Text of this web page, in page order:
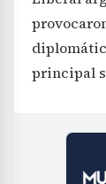
principal